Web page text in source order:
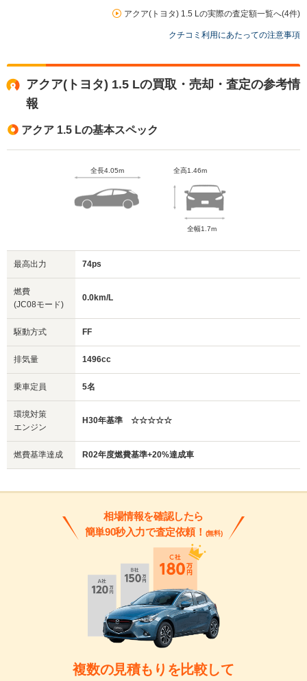
アクア(トヨタ) 1.5 Lの実際の査定額一覧へ(4件)
クチコミ利用にあたっての注意事項
アクア(トヨタ) 1.5 Lの買取・売却・査定の参考情
報
アクア 1.5 Lの基本スペック
全長4.05m 全高1.46m
全幅1.7m
最高出力 74ps
燃費
(JC08モード)
0.0km/L
駆動方式 FF
排気量 1496cc
乗車定員 5名
環境対策
エンジン
H30年基準 ☆☆☆☆☆
燃費基準達成 R02年度燃費基準+20%達成車
相場情報を確認したら
簡単90秒入力で査定依頼！ (無料)
複数の見積もりを比較して